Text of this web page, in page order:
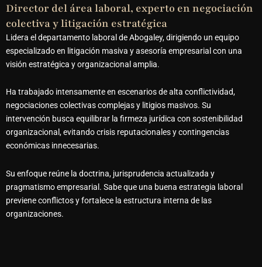
Director del área laboral, experto en negociación
colectiva y litigación estratégica
Lidera el departamento laboral de Abogaley, dirigiendo un equipo
especializado en litigación masiva y asesoría empresarial con una
visión estratégica y organizacional amplia.
Ha trabajado intensamente en escenarios de alta conflictividad,
negociaciones colectivas complejas y litigios masivos. Su
intervención busca equilibrar la firmeza jurídica con sostenibilidad
organizacional, evitando crisis reputacionales y contingencias
económicas innecesarias.
Su enfoque reúne la doctrina, jurisprudencia actualizada y
pragmatismo empresarial. Sabe que una buena estrategia laboral
previene conflictos y fortalece la estructura interna de las
organizaciones.